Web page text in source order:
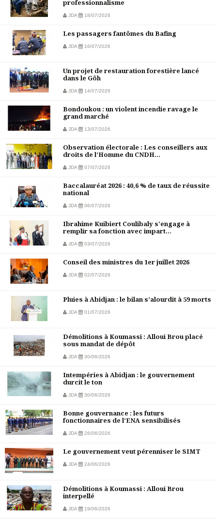
professionnalisme
JDA 18/07/2026
Les passagers fantômes du Bafing
JDA 16/07/2026
Un projet de restauration forestière lancé
dans le Gôh
JDA 14/07/2026
Bondoukou : un violent incendie ravage le
grand marché
JDA 13/07/2026
Observation électorale : Les conseillers aux
droits de l’Homme du CNDH...
JDA 07/07/2026
Baccalauréat 2026 : 40,6 % de taux de réussite
national
JDA 06/07/2026
Ibrahime Kuibiert Coulibaly s'engage à
remplir sa fonction avec impart...
JDA 03/07/2026
Conseil des ministres du 1er juillet 2026
JDA 02/07/2026
Pluies à Abidjan : le bilan s’alourdit à 59 morts
JDA 01/07/2026
Démolitions à Koumassi : Alloui Brou placé
sous mandat de dépôt
JDA 30/06/2026
Intempéries à Abidjan : le gouvernement
durcit le ton
JDA 30/06/2026
Bonne gouvernance : les futurs
fonctionnaires de l’ENA sensibilisés
JDA 26/06/2026
Le gouvernement veut pérenniser le SIMT
JDA 24/06/2026
Démolitions à Koumassi : Alloui Brou
interpellé
JDA 19/06/2026